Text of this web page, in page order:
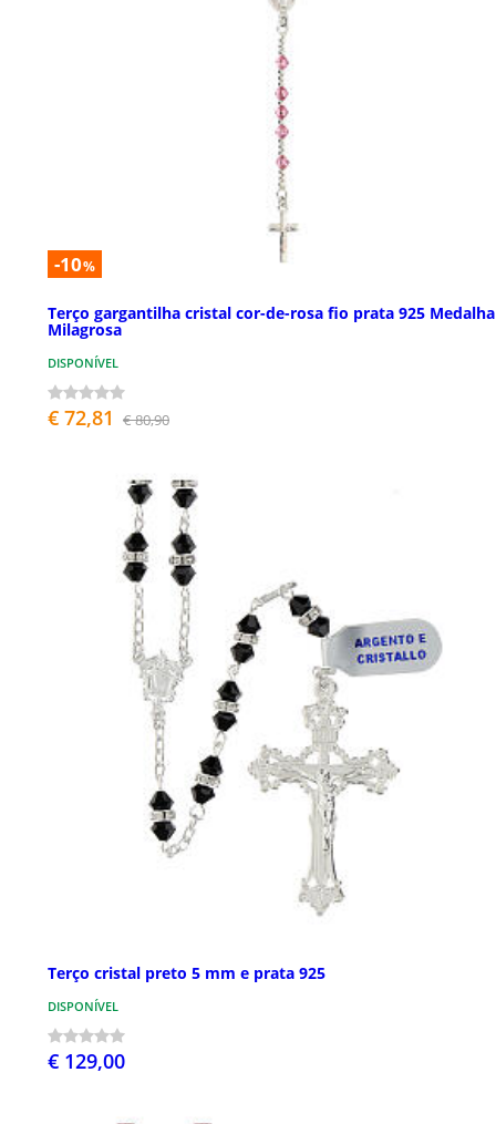
-10%
Terço gargantilha cristal cor-de-rosa fio prata 925 Medalha
Milagrosa
DISPONÍVEL
€ 72,81 € 80,90
Terço cristal preto 5 mm e prata 925
DISPONÍVEL
€ 129,00